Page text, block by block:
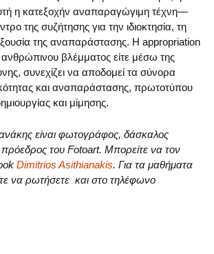
η κατεξοχήν αναπαραγώγιμη τέχνη—
της συζήτησης για την ιδιοκτησία, τη
της αναπαράστασης. Η appropriation
βλέμματος είτε μέσω της
συνεχίζει να αποδομεί τα σύνορα
και αναπαράστασης, πρωτοτύπου
και μίμησης.
είναι φωτογράφος, δάσκαλος
του Fotoart. Μπορείτε να τον
Dimitrios Asithianakis. Για τα μαθήματα
να ρωτήσετε και στο τηλέφωνο